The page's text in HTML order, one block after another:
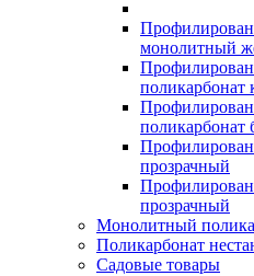
монолитный
поликарбонат
прозрачный
прозрачный
Монолитный
Поликарбонат
Садовые товары